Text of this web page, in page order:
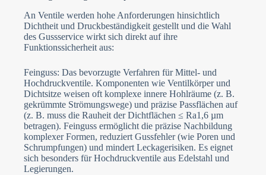
An Ventile werden hohe Anforderungen hinsichtlich
Dichtheit und Druckbeständigkeit gestellt und die Wahl
des Gussservice wirkt sich direkt auf ihre
Funktionssicherheit aus:
Feinguss: Das bevorzugte Verfahren für Mittel- und
Hochdruckventile. Komponenten wie Ventilkörper und
Dichtsitze weisen oft komplexe innere Hohlräume (z. B.
gekrümmte Strömungswege) und präzise Passflächen auf
(z. B. muss die Rauheit der Dichtflächen ≤ Ra1,6 µm
betragen). Feinguss ermöglicht die präzise Nachbildung
komplexer Formen, reduziert Gussfehler (wie Poren und
Schrumpfungen) und mindert Leckagerisiken. Es eignet
sich besonders für Hochdruckventile aus Edelstahl und
Legierungen.